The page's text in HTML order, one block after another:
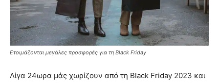
Ετοιμάζονται μεγάλες προσφορές για τη Black Friday
Λίγα 24ωρα μάς χωρίζουν από τη Black Friday 2023 και